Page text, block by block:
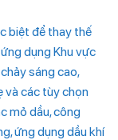
biệt để thay thế
dụng Khu vực
sáng cao,
và các tùy chọn
mỏ dầu, công
ứng dụng dầu khí